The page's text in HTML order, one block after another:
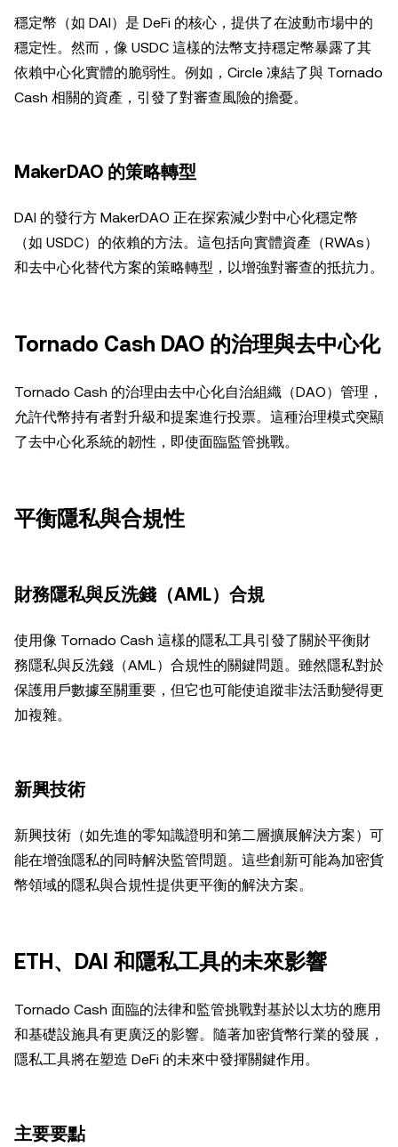
穩定幣（如 DAI）是 DeFi 的核心，提供了在波動市場中的
穩定性。然而，像 USDC 這樣的法幣支持穩定幣暴露了其
依賴中心化實體的脆弱性。例如，Circle 凍結了與 Tornado
Cash 相關的資產，引發了對審查風險的擔憂。
MakerDAO 的策略轉型
DAI 的發行方 MakerDAO 正在探索減少對中心化穩定幣
（如 USDC）的依賴的方法。這包括向實體資產（RWAs）
和去中心化替代方案的策略轉型，以增強對審查的抵抗力。
Tornado Cash DAO 的治理與去中心化
Tornado Cash 的治理由去中心化自治組織（DAO）管理，
允許代幣持有者對升級和提案進行投票。這種治理模式突顯
了去中心化系統的韌性，即使面臨監管挑戰。
平衡隱私與合規性
財務隱私與反洗錢（AML）合規
使用像 Tornado Cash 這樣的隱私工具引發了關於平衡財
務隱私與反洗錢（AML）合規性的關鍵問題。雖然隱私對於
保護用戶數據至關重要，但它也可能使追蹤非法活動變得更
加複雜。
新興技術
新興技術（如先進的零知識證明和第二層擴展解決方案）可
能在增強隱私的同時解決監管問題。這些創新可能為加密貨
幣領域的隱私與合規性提供更平衡的解決方案。
ETH、DAI 和隱私工具的未來影響
Tornado Cash 面臨的法律和監管挑戰對基於以太坊的應用
和基礎設施具有更廣泛的影響。隨著加密貨幣行業的發展，
隱私工具將在塑造 DeFi 的未來中發揮關鍵作用。
主要要點